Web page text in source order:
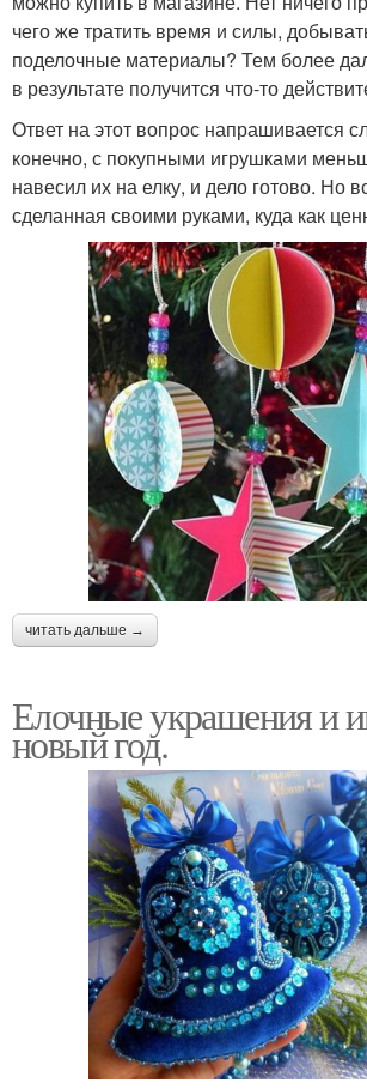
чего же тратить время и силы,
поделочные материалы? Тем более
в результате получится что-то
Ответ на этот вопрос напрашивается
конечно, с покупными игрушками
навесил их на елку, и дело готово. Но
сделанная своими руками, куда как
читать дальше →
Елочные украшения и
новый год.